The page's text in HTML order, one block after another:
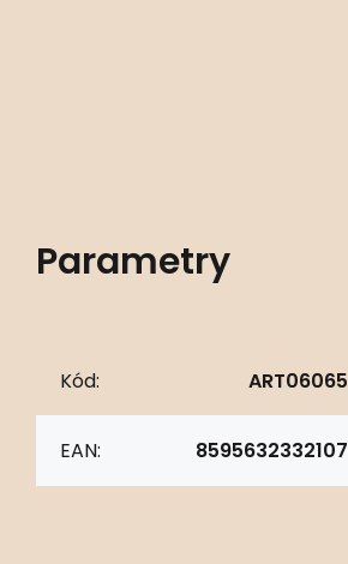
Parametry
Kód: ART06065
EAN: 8595632332107